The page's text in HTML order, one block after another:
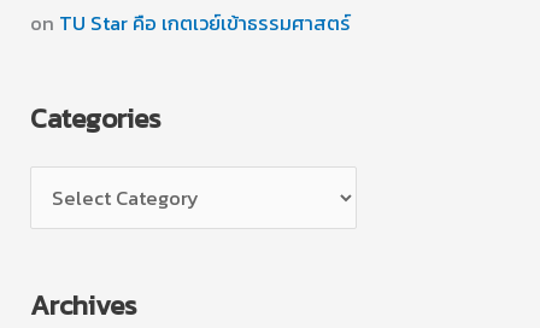
on TU Star คือ เกตเวย์เข้าธรรมศาสตร์
Categories
a
e
Archives